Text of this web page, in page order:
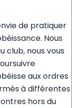
de pratiquer
Nous
club, nous vous
aux ordres
à différentes
hors du